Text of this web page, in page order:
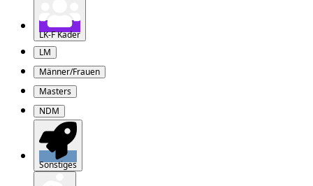
LK-F Kader
LM
Männer/Frauen
Masters
NDM
Sonstiges